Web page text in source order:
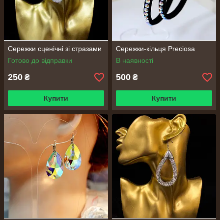
Сережки сценічні зі стразами
Готово до відправки
250 ₴
Купити
Сережки-кільця Preciosa
В наявності
500 ₴
Купити